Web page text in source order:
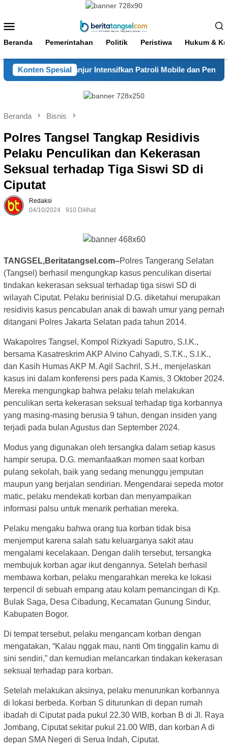
konten
Mobile
Beranda Pemerintahan Politik Peristiwa Hukum &
Konten Spesial
Polres Cianjur Intensifkan Patroli Mobile dan Penertiban
Beranda Bisnis
Polres Tangsel Tangkap Residivis
Pelaku Penculikan dan Kekerasan
Seksual terhadap Tiga Siswi SD di
Ciputat
Redaksi
04/10/2024
910 Dilihat
TANGSEL,Beritatangsel.com–Polres Tangerang Selatan
(Tangsel) berhasil mengungkap kasus penculikan disertai
tindakan kekerasan seksual terhadap tiga siswi SD di
wilayah Ciputat. Pelaku berinisial D.G. diketahui merupakan
residivis kasus pencabulan anak di bawah umur yang pernah
ditangani Polres Jakarta Selatan pada tahun 2014.
Wakapolres Tangsel, Kompol Rizkyadi Saputro, S.I.K.,
bersama Kasatreskrim AKP Alvino Cahyadi, S.T.K., S.I.K.,
dan Kasih Humas AKP M. Agil Sachril, S.H., menjelaskan
kasus ini dalam konferensi pers pada Kamis, 3 Oktober 2024.
Mereka mengungkap bahwa pelaku telah melakukan
penculikan serta kekerasan seksual terhadap tiga korbannya
yang masing-masing berusia 9 tahun, dengan insiden yang
terjadi pada bulan Agustus dan September 2024.
Modus yang digunakan oleh tersangka dalam setiap kasus
hampir serupa. D.G. memanfaatkan momen saat korban
pulang sekolah, baik yang sedang menunggu jemputan
maupun yang berjalan sendirian. Mengendarai sepeda motor
matic, pelaku mendekati korban dan menyampaikan
informasi palsu untuk menarik perhatian mereka.
Pelaku mengaku bahwa orang tua korban tidak bisa
menjemput karena salah satu keluarganya sakit atau
mengalami kecelakaan. Dengan dalih tersebut, tersangka
membujuk korban agar ikut dengannya. Setelah berhasil
membawa korban, pelaku mengarahkan mereka ke lokasi
terpencil di sebuah empang atau kolam pemancingan di Kp.
Bulak Saga, Desa Cibadung, Kecamatan Gunung Sindur,
Kabupaten Bogor.
Di tempat tersebut, pelaku mengancam korban dengan
mengatakan, “Kalau nggak mau, nanti Om tinggalin kamu di
sini sendiri,” dan kemudian melancarkan tindakan kekerasan
seksual terhadap para korban.
Setelah melakukan aksinya, pelaku menurunkan korbannya
di lokasi berbeda. Korban S diturunkan di depan rumah
ibadah di Ciputat pada pukul 22.30 WIB, korban B di Jl. Raya
Jombang, Ciputat sekitar pukul 21.00 WIB, dan korban A di
depan SMA Negeri di Serua Indah, Ciputat.